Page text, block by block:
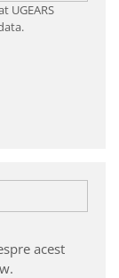
UGEARS
acest